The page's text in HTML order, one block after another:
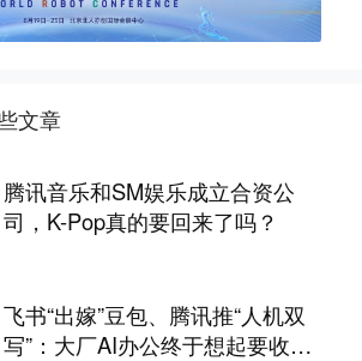
文章
腾讯音乐和SM娱乐成立合资公
司，K-Pop真的要回来了吗？
飞书“出嫁”豆包、腾讯推“人机双
写”：大厂AI办公终于想起要收费